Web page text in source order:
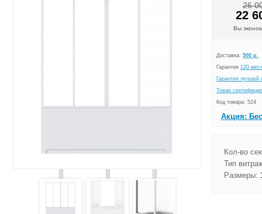
26
22
Вы
Доставка: 500 р.
Гарантия 120
Гарантия лучшей
Товар
Код товара: 524
Акция:
Кол-во
Тип
Размеры: